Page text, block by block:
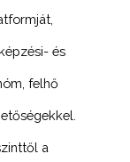
és
felhő
a